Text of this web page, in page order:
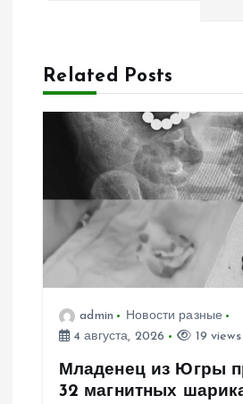
ц
и
п
з
Related Posts
admin
Новости разные
4 августа, 2026
19 views
Младенец из Югры
32 магнитных